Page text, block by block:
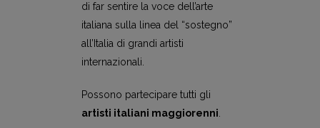
di far sentire la voce dell’arte
italiana sulla linea del “sostegno”
all’Italia di grandi artisti
internazionali.
Possono partecipare tutti gli
artisti italiani maggiorenni.